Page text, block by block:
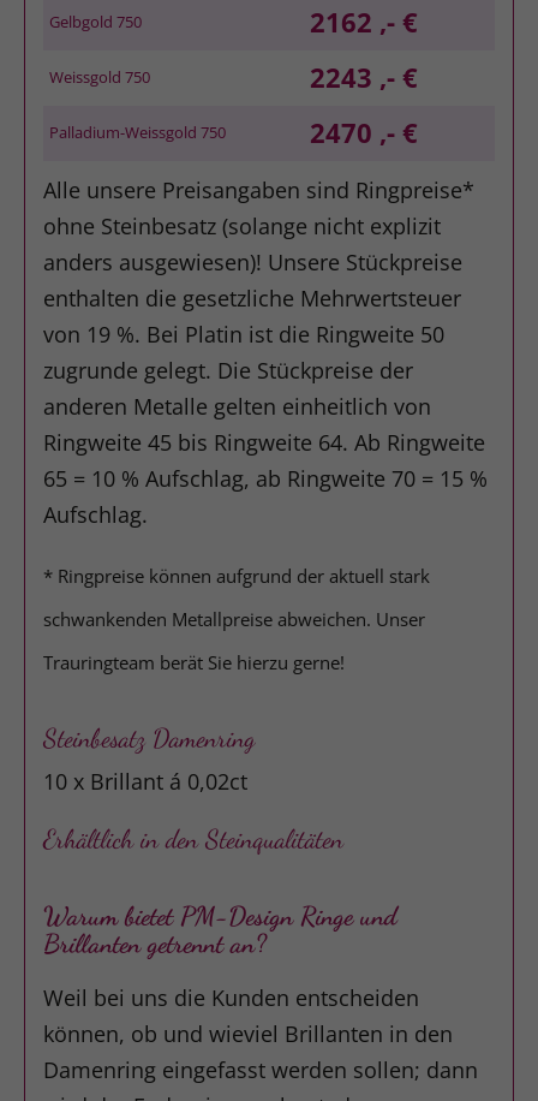
Gelbgold 750 2162 ,- €
Weissgold 750 2243 ,- €
Palladium-Weissgold 750 2470 ,- €
Alle unsere Preisangaben sind Ringpreise*
ohne Steinbesatz (solange nicht explizit
anders ausgewiesen)! Unsere Stückpreise
enthalten die gesetzliche Mehrwertsteuer
von 19 %. Bei Platin ist die Ringweite 50
zugrunde gelegt. Die Stückpreise der
anderen Metalle gelten einheitlich von
Ringweite 45 bis Ringweite 64. Ab Ringweite
65 = 10 % Aufschlag, ab Ringweite 70 = 15 %
Aufschlag.
* Ringpreise können aufgrund der aktuell stark
schwankenden Metallpreise abweichen. Unser
Trauringteam berät Sie hierzu gerne!
Steinbesatz Damenring
10 x Brillant á 0,02ct
Erhältlich in den Steinqualitäten
Warum bietet PM-Design Ringe und
Brillanten getrennt an?
Weil bei uns die Kunden entscheiden
können, ob und wieviel Brillanten in den
Damenring eingefasst werden sollen; dann